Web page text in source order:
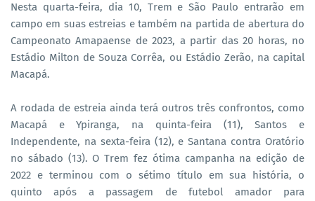
Nesta quarta-feira, dia 10, Trem e São Paulo entrarão em
campo em suas estreias e também na partida de abertura do
Campeonato Amapaense de 2023, a partir das 20 horas, no
Estádio Milton de Souza Corrêa, ou Estádio Zerão, na capital
Macapá.
A rodada de estreia ainda terá outros três confrontos, como
Macapá e Ypiranga, na quinta-feira (11), Santos e
Independente, na sexta-feira (12), e Santana contra Oratório
no sábado (13). O Trem fez ótima campanha na edição de
2022 e terminou com o sétimo título em sua história, o
quinto após a passagem de futebol amador para